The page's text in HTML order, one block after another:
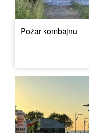
Pożar kombajnu